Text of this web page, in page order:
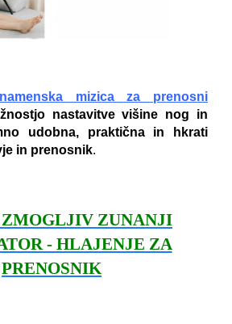
mizica za prenosni
nastavitve višine nog in
udobna, praktična in hkrati
in prenosnik.
ZUNANJI
- HLAJENJE ZA
PRENOSNIK